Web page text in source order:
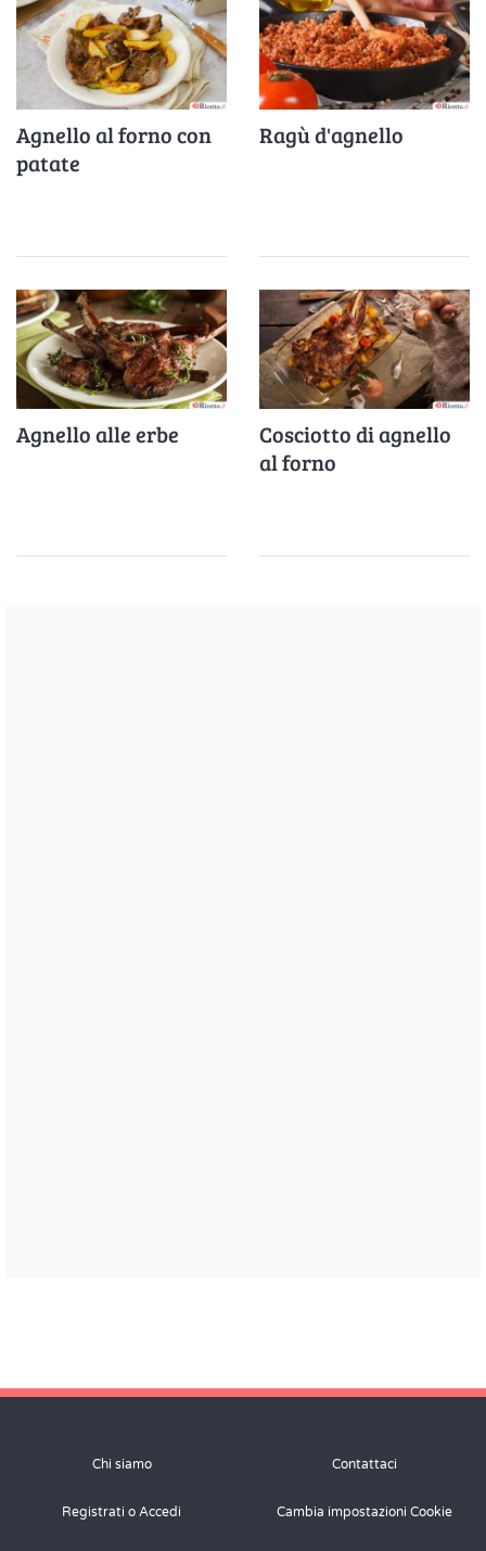
Agnello al forno con
patate
Ragù d'agnello
Agnello alle erbe
Cosciotto di agnello
al forno
Chi siamo Contattaci
Registrati o Accedi Cambia impostazioni Cookie